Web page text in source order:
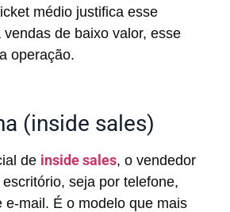
médio justifica esse
de baixo valor, esse
operação.
(inside sales)
de inside sales, o vendedor
seja por telefone,
e-mail. É o modelo que mais